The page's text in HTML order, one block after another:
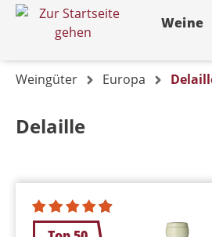
Weine
Weingüter Europa
Delaille